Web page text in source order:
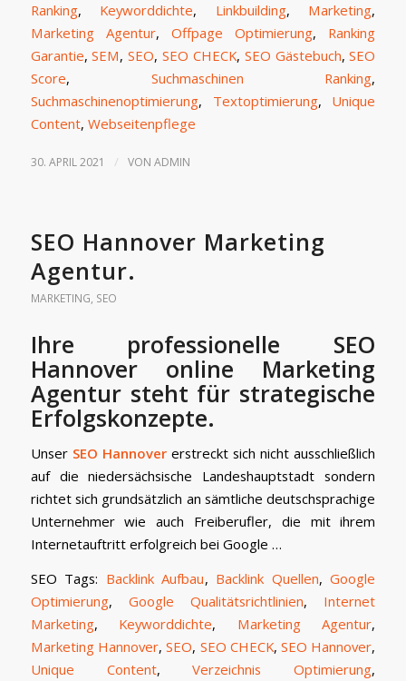
Ranking, Keyworddichte, Linkbuilding, Marketing,
Marketing Agentur, Offpage Optimierung, Ranking
Garantie,SEM,SEO,SEO CHECK, SEO Gästebuch,SEO
Score, Suchmaschinen Ranking,
Suchmaschinenoptimierung, Textoptimierung, Unique
Content, Webseitenpflege
30. APRIL 2021 / VON ADMIN
SEO Hannover Marketing
Agentur.
MARKETING, SEO
Ihre professionelle SEO
Hannover online Marketing
Agentur steht für strategische
Erfolgskonzepte.
Unser SEO Hannovererstreckt sich nicht ausschließlich
auf die niedersächsische Landeshauptstadt sondern
richtet sich grundsätzlich an sämtliche deutschsprachige
Unternehmer wie auch Freiberufler, die mit ihrem
Internetauftritt erfolgreich bei Google …
SEO Tags: Backlink Aufbau, Backlink Quellen,Google
Optimierung, Google Qualitätsrichtlinien, Internet
Marketing, Keyworddichte, Marketing Agentur,
Marketing Hannover,SEO, SEO CHECK,SEO Hannover,
Unique Content,Verzeichnis Optimierung,